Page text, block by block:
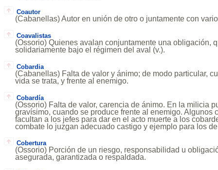
Coautor
(Cabanellas) Autor en unión de otro o juntamente con
Coavalistas
(Ossorio) Quienes avalan conjuntamente una obligación,
solidariamente bajo el régimen del aval (v.).
Cobardia
(Cabanellas) Falta de valor y ánimo; de modo particular,
vida se trata, y frente al enemigo.
Cobardía
(Ossorio) Falta de valor, carencia de ánimo. En la milicia
gravísimo, cuando se produce frente al enemigo. Algunos
facultan a los jefes para dar en el acto muerte a los
combate lo juzgan adecuado castigo y ejemplo para los
Cobertura
(Ossorio) Porción de un riesgo, responsabilidad u
asegurada, garantizada o respaldada.